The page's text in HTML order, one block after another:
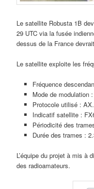
Le satellite Robusta 1B
29 UTC via la fusée
dessus de la France
Le satellite exploite les
Fréquence
Mode de modulation
Protocole utilisé :
Indicatif satellite :
Périodicité des
Durée des trames :
L’équipe du projet à mis à
des radioamateurs.